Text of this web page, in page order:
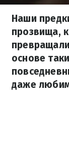
Наши
прозвища,
основе
даже